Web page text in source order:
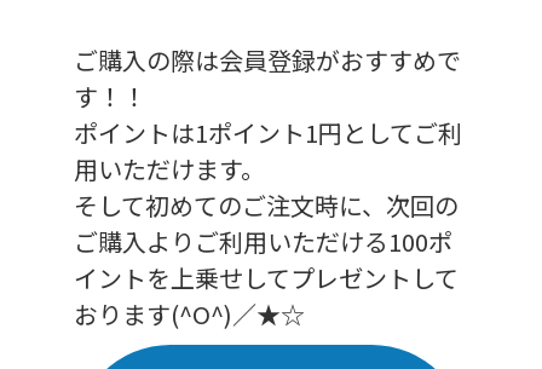
ご購入の際は会員登録がおすすめで
す！！
ポイントは1ポイント1円としてご利
用いただけます。
そして初めてのご注文時に、次回の
ご購入よりご利用いただける100ポ
イントを上乗せしてプレゼントして
おります(^O^)／★☆